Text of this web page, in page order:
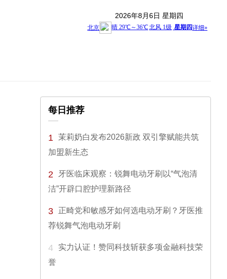
2026年8月6日 星期四
每日推荐
1 茉莉奶白发布2026新政 双引擎赋能共筑
加盟新生态
2
牙医临床观察：锐舞电动牙刷以“气泡清
洁”开辟口腔护理新路径
3
正畸党和敏感牙如何选电动牙刷？牙医推
荐锐舞气泡电动牙刷
4
实力认证！赞同科技斩获多项金融科技荣
誉